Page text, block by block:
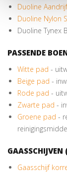
Duoline
Duoline Nylon
Duoline Tynex
PASSENDE
Witte pad -
Beige pad -
Rode pad -
Zwarte pad -
Groene pad -
GAASSCHIJVEN
Gaasschijf